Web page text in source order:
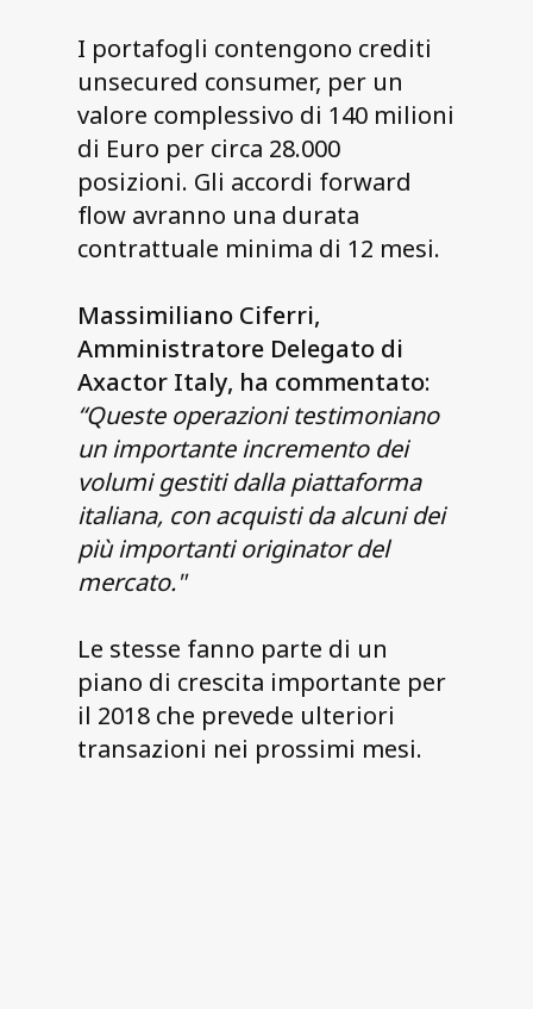
I portafogli contengono crediti
unsecured consumer, per un
valore complessivo di 140 milioni
di Euro per circa 28.000
posizioni. Gli accordi forward
flow avranno una durata
contrattuale minima di 12 mesi.
Massimiliano Ciferri,
Amministratore Delegato di
Axactor Italy, ha commentato:
“Queste operazioni testimoniano
un importante incremento dei
volumi gestiti dalla piattaforma
italiana, con acquisti da alcuni dei
più importanti originator del
mercato."
Le stesse fanno parte di un
piano di crescita importante per
il 2018 che prevede ulteriori
transazioni nei prossimi mesi.